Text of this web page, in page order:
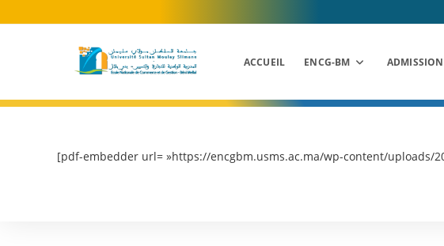
to
ACCUEIL ENCG-BM ADMISSION
[pdf-embedder url= »https://encgbm.usms.ac.ma/wp-content/uploads/